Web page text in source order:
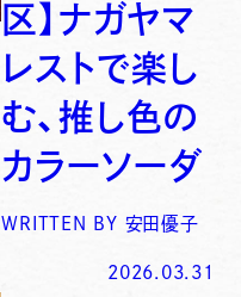
区】ナガヤマ
レストで楽し
む、推し色の
カラーソーダ
WRITTEN BY 安田優子
2026.03.31